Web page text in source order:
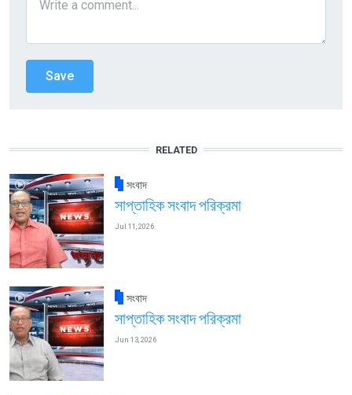
RELATED
সংবাদ
সাপ্তাহিক সংবাদ পরিক্রমা
Jul 11, 2026
সংবাদ
সাপ্তাহিক সংবাদ পরিক্রমা
Jun 13, 2026